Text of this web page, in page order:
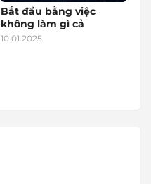
Bắt đầu bằng việc
không làm gì cả
10.01.2025